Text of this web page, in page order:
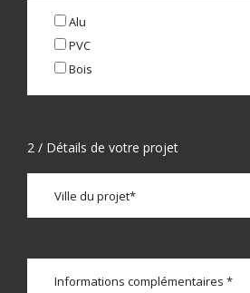
Alu
PVC
Bois
2 / Détails de votre projet